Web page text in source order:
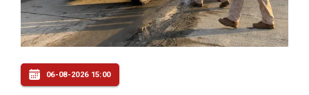
06-08-2026 15:00